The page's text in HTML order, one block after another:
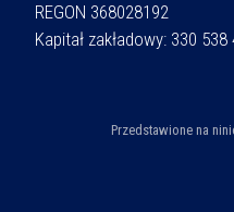
REGON 368028192
Kapitał zakładowy: 330 538
Przedstawione na